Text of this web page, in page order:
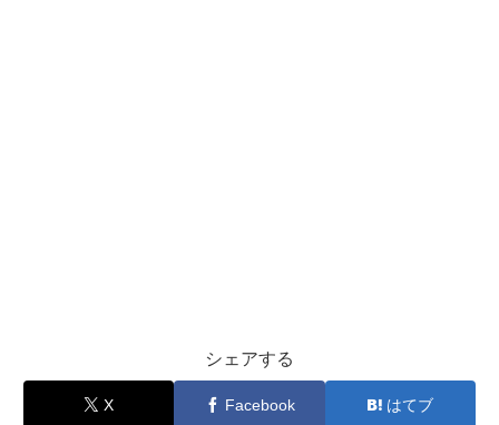
シェアする
X Facebook はてブ